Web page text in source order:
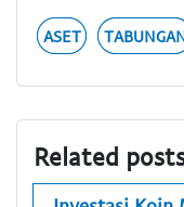
ASET
Related